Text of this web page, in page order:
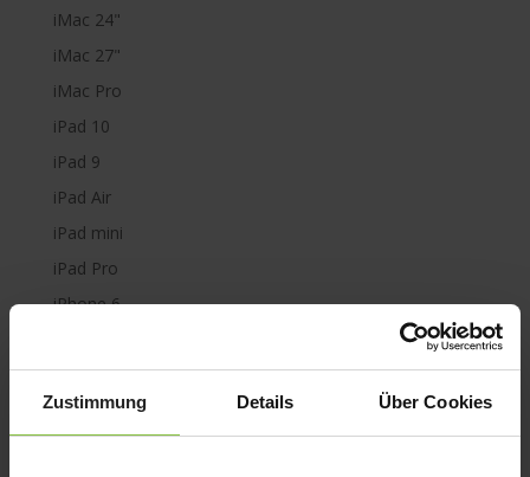
Zustimmung Details Über Cookies
iMac 24"
iMac 27"
iMac Pro
iPad 10
iPad 9
iPad Air
iPad mini
iPad Pro
iPhone 6
iPhone 8
iPhone SE